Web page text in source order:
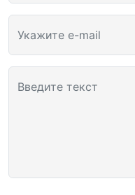
Укажите e-mail
Введите текст